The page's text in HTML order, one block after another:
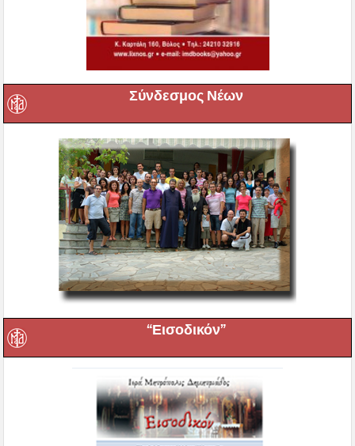
Σύνδεσμος Νέων
“Εισοδικόν”